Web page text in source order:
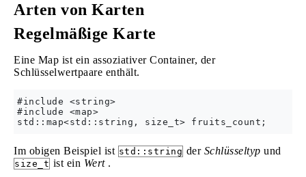
Arten von Karten
Regelmäßige Karte
Eine Map ist ein assoziativer Container, der
Schlüsselwertpaare enthält.
#include <string>
#include <map>
Im obigen Beispiel ist std::string der Schlüsseltyp und
size_t ist ein Wert.